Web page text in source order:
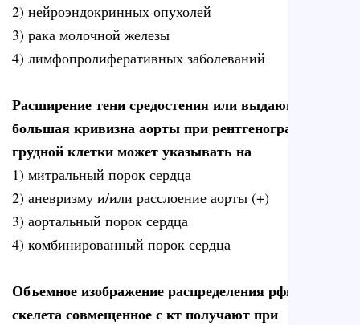
2) нейроэндокринных опухолей
3) рака молочной железы
4) лимфопролиферативных заболеваний
Расширение тени средостения или выдающаяся
большая кривизна аорты при рентгенографии
грудной клетки может указывать на
1) митральный порок сердца
2) аневризму и/или расслоение аорты (+)
3) аортальный порок сердца
4) комбинированный порок сердца
Объемное изображение распределения рфп в части
скелета совмещенное с кт получают при